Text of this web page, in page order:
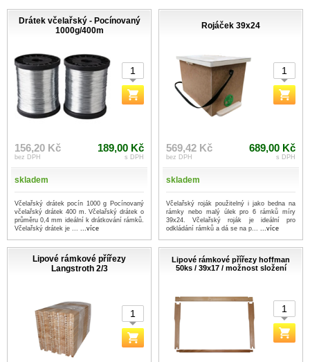
Drátek včelařský - Pocínovaný
1000g/400m
156,20 Kč
bez DPH
189,00 Kč
s DPH
skladem
Včelařský drátek pocín 1000 g Pocínovaný
včelařský drátek 400 m. Včelařský drátek o
průměru 0,4 mm ideální k drátkování rámků.
Včelařský drátek je ... ...více
Rojáček 39x24
569,42 Kč
bez DPH
689,00 Kč
s DPH
skladem
Včelařský roják použitelný i jako bedna na
rámky nebo malý úlek pro 6 rámků míry
39x24. Včelařský roják je ideální pro
odkládání rámků a dá se na p... ...více
Lipové rámkové přířezy
Langstroth 2/3
Lipové rámkové přířezy hoffman
50ks / 39x17 / možnost složení